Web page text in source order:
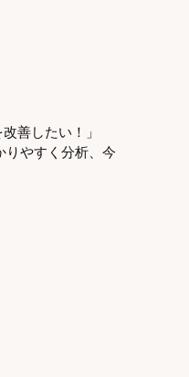
善したい！」
りやすく分析、今